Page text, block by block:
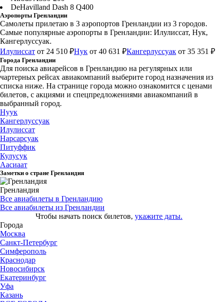
DeHavilland Dash 8 Q400
Аэропорты Гренландии
Самолеты прилетаю в 3 аэропортов Гренландии из 3 городов.
Самые популярные аэропорты в Гренландии: Илулиссат, Нук,
Кангерлуссуак.
Илулиссат от 24 510 ₽Нук от 40 631 ₽Кангерлуссуак от 35 351 ₽
Города Гренландии
Для поиска авиарейсов в Гренландию на регулярных или
чартерных рейсах авиакомпаний выберите город назначения из
списка ниже. На странице города можно ознакомится с ценами
билетов, с акциями и спецпредложениями авиакомпаний в
выбранный город.
Нуук
Кангерлуссуак
Илулиссат
Нарсарсуак
Питуффик
Кулусук
Аасиаат
Заметки о стране Гренландия
Гренландия
Все авиабилеты в Гренландию
Все авиабилеты из Гренландии
Чтобы начать поиск билетов, укажите даты.
Города
Москва
Санкт-Петербург
Симферополь
Краснодар
Новосибирск
Екатеринбург
Уфа
Казань